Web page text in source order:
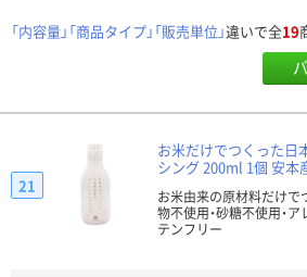
「内容量」「商品タイプ」「販売単位」違いで全19
お米だけでつくった日
シング 200ml 1個 安本
お米由来の原材料だけで
物不使用・砂糖不使用・
テンフリー
21